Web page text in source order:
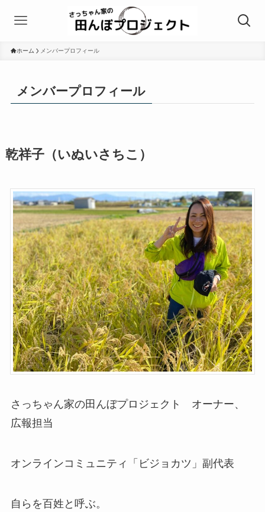
ホーム メンバープロフィール
メンバープロフィール
乾祥子（いぬいさちこ）
さっちゃん家の田んぼプロジェクト オーナー、
広報担当
オンラインコミュニティ「ビジョカツ」副代表
自らを百姓と呼ぶ。